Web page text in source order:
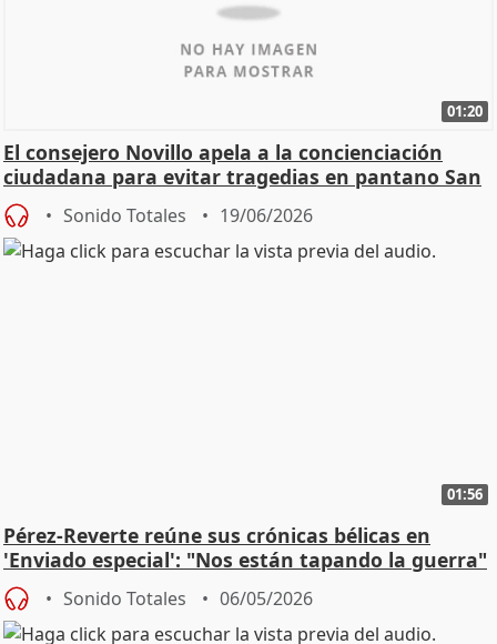
01:20
El consejero Novillo apela a la concienciación
ciudadana para evitar tragedias en pantano San
Juan
Sonido Totales 19/06/2026
01:56
Pérez-Reverte reúne sus crónicas bélicas en
'Enviado especial': "Nos están tapando la guerra"
Sonido Totales 06/05/2026